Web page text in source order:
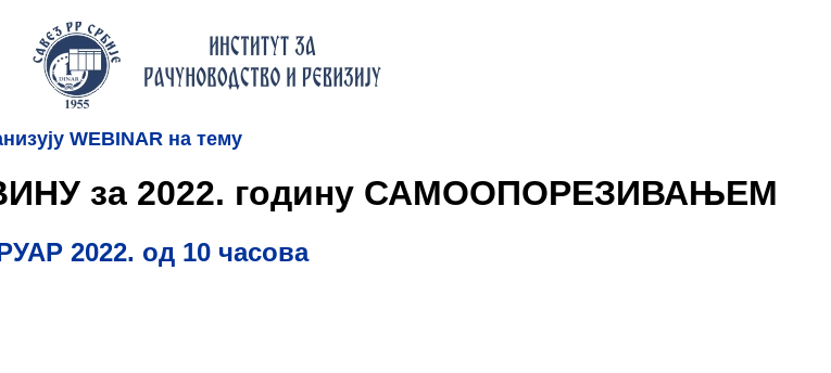
WEBINAR на тему
за 2022. годину САМООПОРЕЗИВАЊЕМ
2022. од 10 часова